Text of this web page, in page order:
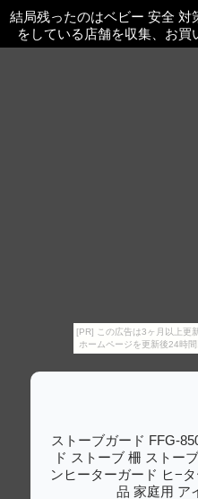
[PR] この広告は3ヶ月以上更
ホームページを更新後24時
結局残ったのはベビー 安全 対
をしている店舗を収集、お買
ストーブガード FFG-
ド ストーブ 柵 ストー
ンヒーターガード ヒ−
品 家庭用 ア